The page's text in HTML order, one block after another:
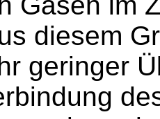
diesem
geringer